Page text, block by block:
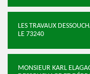
LES TRAVAUX
LE 73240
MONSIEUR KARL